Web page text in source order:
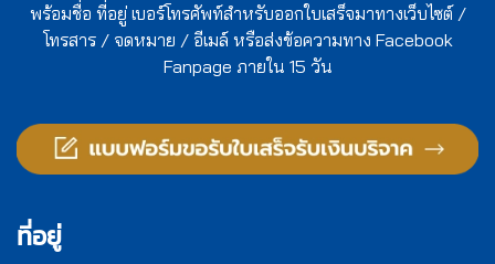
พร้อมชื่อ ที่อยู่ เบอร์โทรศัพท์สำหรับออกใบเสร็จมาทางเว็บไซต์ /
โทรสาร / จดหมาย / อีเมล์ หรือส่งข้อความทาง Facebook
Fanpage ภายใน 15 วัน
ที่อยู่